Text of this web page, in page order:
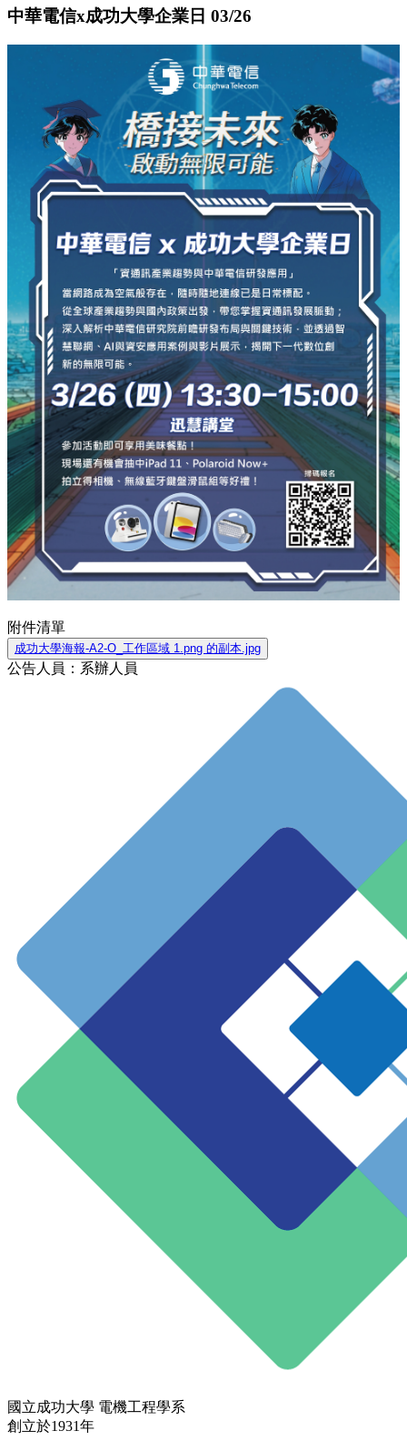
中華電信x成功大學企業日 03/26
附件清單
成功大學海報-A2-O_工作區域 1.png 的副本.jpg
公告人員：系辦人員
國立成功大學 電機工程學系
創立於1931年